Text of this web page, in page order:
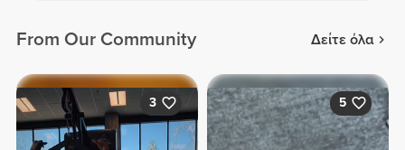
From Our Community Δείτε όλα
3 5